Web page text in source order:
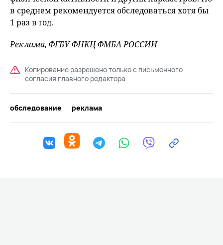
в среднем рекомендуется обследоваться хотя бы
1 раз в год.
Реклама, ФГБУ ФНКЦ ФМБА РОССИИ
Копирование разрешено только с письменного
согласия главного редактора
обследование реклама